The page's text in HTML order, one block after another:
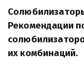
Рекомендации
их комбинаций.